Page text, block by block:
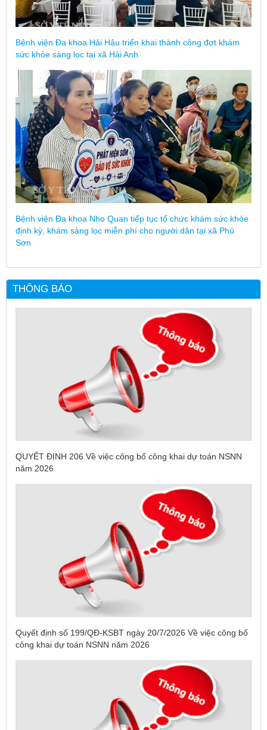
Bệnh viện Đa khoa Hải Hậu triển khai thành công đợt khám
sức khỏe sàng lọc tại xã Hải Anh
Bệnh viện Đa khoa Nho Quan tiếp tục tổ chức khám sức khỏe
định kỳ, khám sàng lọc miễn phí cho người dân tại xã Phú
Sơn
THÔNG BÁO
QUYẾT ĐỊNH 206 Về việc công bố công khai dự toán NSNN
năm 2026
Quyết định số 199/QĐ-KSBT ngày 20/7/2026 Về việc công bố
công khai dự toán NSNN năm 2026